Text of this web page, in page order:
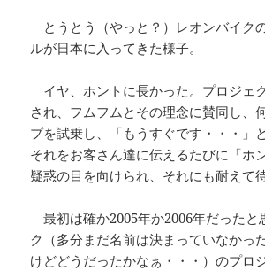
とうとう（やっと？）レオンバイク
ルが日本に入ってきた様子。
イヤ、ホントに長かった。プロジェ
され、フムフムとその理念に賛同し、
プを試乗し、「もうすぐです・・・」
それをお客さん達に伝えるたびに「ホ
疑惑の目を向けられ、それにも耐えて
最初は確か2005年か2006年だったと
ク（多分まだ名前は決まっていなかっ
けどどうだったかなぁ・・・）のプロ